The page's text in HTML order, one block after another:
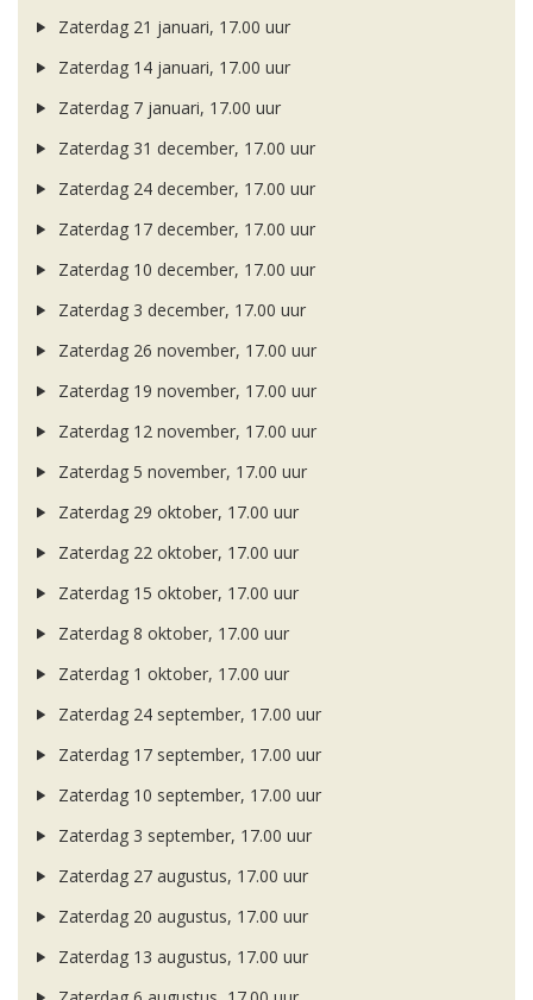
Zaterdag 21 januari, 17.00 uur
Zaterdag 14 januari, 17.00 uur
Zaterdag 7 januari, 17.00 uur
Zaterdag 31 december, 17.00 uur
Zaterdag 24 december, 17.00 uur
Zaterdag 17 december, 17.00 uur
Zaterdag 10 december, 17.00 uur
Zaterdag 3 december, 17.00 uur
Zaterdag 26 november, 17.00 uur
Zaterdag 19 november, 17.00 uur
Zaterdag 12 november, 17.00 uur
Zaterdag 5 november, 17.00 uur
Zaterdag 29 oktober, 17.00 uur
Zaterdag 22 oktober, 17.00 uur
Zaterdag 15 oktober, 17.00 uur
Zaterdag 8 oktober, 17.00 uur
Zaterdag 1 oktober, 17.00 uur
Zaterdag 24 september, 17.00 uur
Zaterdag 17 september, 17.00 uur
Zaterdag 10 september, 17.00 uur
Zaterdag 3 september, 17.00 uur
Zaterdag 27 augustus, 17.00 uur
Zaterdag 20 augustus, 17.00 uur
Zaterdag 13 augustus, 17.00 uur